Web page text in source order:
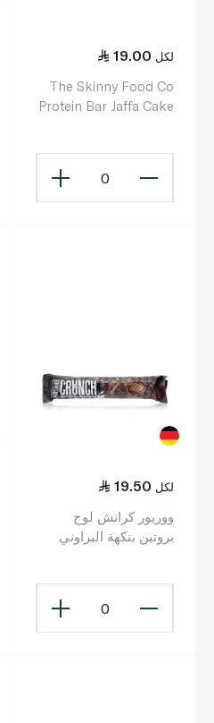
19.00 لكل
The Skinny Food Co
Protein Bar Jaffa Cake
0
19.50 لكل
ووريور كرانش لوح
بروتين بنكهة البراوني
0